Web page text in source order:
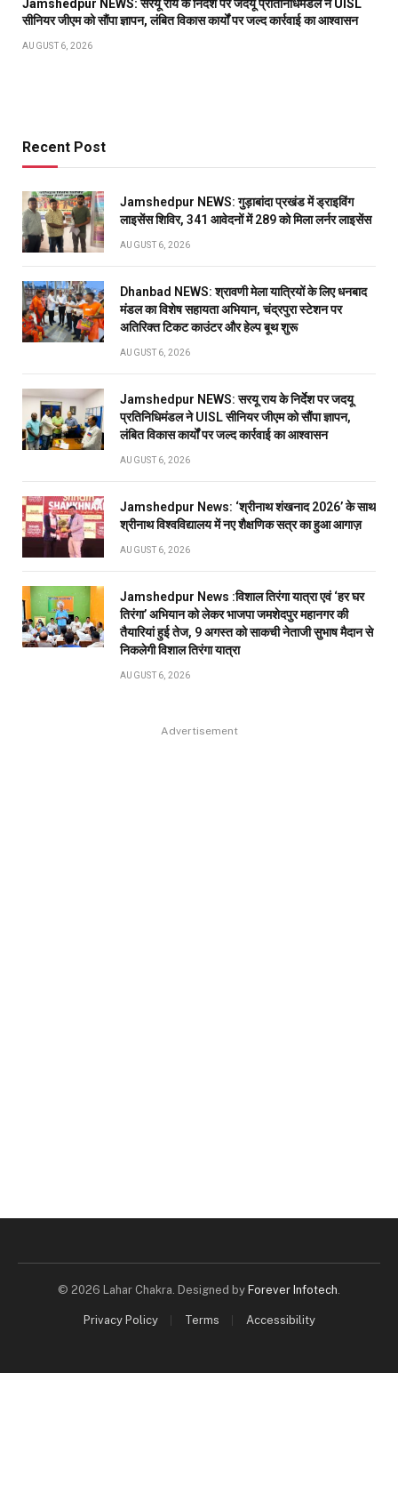
Jamshedpur NEWS: सरयू राय के निर्देश पर जदयू प्रतिनिधिमंडल ने UISL
सीनियर जीएम को सौंपा ज्ञापन, लंबित विकास कार्यों पर जल्द कार्रवाई का आश्वासन
AUGUST 6, 2026
Recent Post
Jamshedpur NEWS: गुड़ाबांदा प्रखंड में ड्राइविंग
लाइसेंस शिविर, 341 आवेदनों में 289 को मिला लर्नर लाइसेंस
AUGUST 6, 2026
Dhanbad NEWS: श्रावणी मेला यात्रियों के लिए धनबाद
मंडल का विशेष सहायता अभियान, चंद्रपुरा स्टेशन पर
अतिरिक्त टिकट काउंटर और हेल्प बूथ शुरू
AUGUST 6, 2026
Jamshedpur NEWS: सरयू राय के निर्देश पर जदयू
प्रतिनिधिमंडल ने UISL सीनियर जीएम को सौंपा ज्ञापन,
लंबित विकास कार्यों पर जल्द कार्रवाई का आश्वासन
AUGUST 6, 2026
Jamshedpur News: ‘श्रीनाथ शंखनाद 2026’ के साथ
श्रीनाथ विश्वविद्यालय में नए शैक्षणिक सत्र का हुआ आगाज़
AUGUST 6, 2026
Jamshedpur News :विशाल तिरंगा यात्रा एवं ‘हर घर
तिरंगा’ अभियान को लेकर भाजपा जमशेदपुर महानगर की
तैयारियां हुई तेज, 9 अगस्त को साकची नेताजी सुभाष मैदान से
निकलेगी विशाल तिरंगा यात्रा
AUGUST 6, 2026
Advertisement
© 2026 Lahar Chakra. Designed by Forever Infotech.
Privacy Policy Terms Accessibility